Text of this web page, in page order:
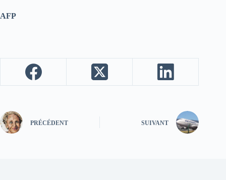
AFP
PRÉCÉDENT SUIVANT